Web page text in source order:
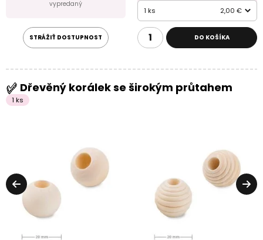
vypredaný
STRÁŽIŤ DOSTUPNOST
1 ks 2,00 €
DO KOŠÍKA
Dřevěný korálek se širokým průtahem
1 ks